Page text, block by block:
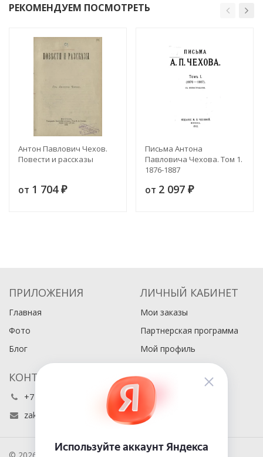
РЕКОМЕНДУЕМ ПОСМОТРЕТЬ
Антон Павлович Чехов.
Повести и рассказы
от 1 704 ₽
Письма Антона
Павловича Чехова. Том 1.
1876-1887
от 2 097 ₽
ПРИЛОЖЕНИЯ
Главная
Фото
Блог
ЛИЧНЫЙ КАБИНЕТ
Мои заказы
Партнерская программа
Мой профиль
КОНТАКТЫ
+7 (495) 486-80-76
zakaz@buyabook.ru